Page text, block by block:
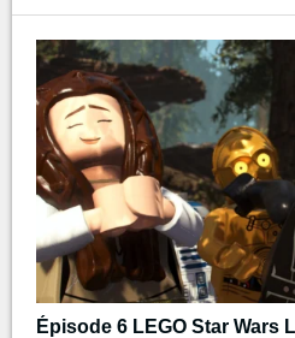
Épisode 6 LEGO Star Wars